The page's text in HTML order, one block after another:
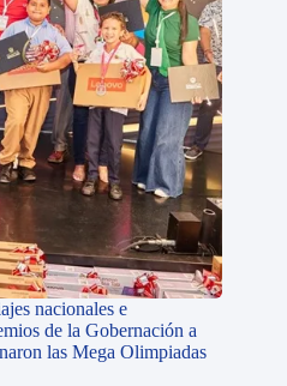
nacionales e
de la Gobernación a
las Mega Olimpiadas